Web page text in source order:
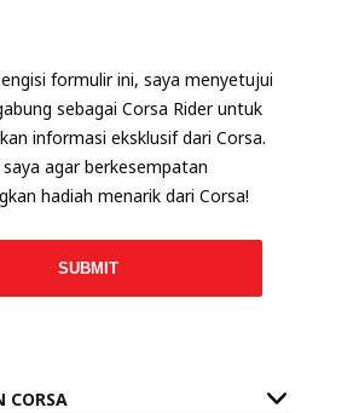
formulir ini, saya menyetujui
sebagai Corsa Rider untuk
informasi eksklusif dari Corsa.
agar berkesempatan
hadiah menarik dari Corsa!
SUBMIT
CORSA